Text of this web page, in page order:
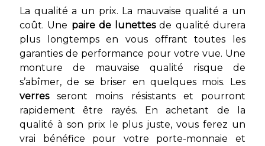
La qualité a un prix. La mauvaise qualité a un
coût. Une paire de lunettesde qualité durera
plus longtemps en vous offrant toutes les
garanties de performance pour votre vue. Une
monture de mauvaise qualité risque de
s’abîmer, de se briser en quelques mois. Les
verresseront moins résistants et pourront
rapidement être rayés. En achetant de la
qualité à son prix le plus juste, vous ferez un
vrai bénéfice pour votre porte-monnaie et